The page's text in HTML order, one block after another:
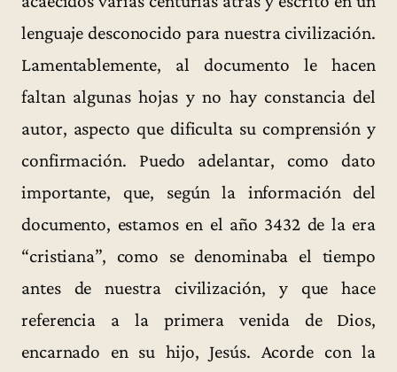
lenguaje desconocido para nuestra civilización.
Lamentablemente, al documento le hacen
faltan algunas hojas y no hay constancia del
autor, aspecto que dificulta su comprensión y
confirmación. Puedo adelantar, como dato
importante, que, según la información del
documento, estamos en el año 3432 de la era
“cristiana”, como se denominaba el tiempo
antes de nuestra civilización, y que hace
referencia a la primera venida de Dios,
encarnado en su hijo, Jesús. Acorde con la